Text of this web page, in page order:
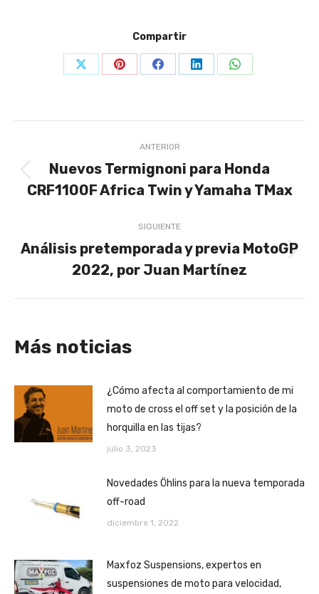
Compartir
Share Share Share Share Share
entre
publicaciones
ANTERIOR
Publicación
anterior:
Nuevos Termignoni para Honda
CRF1100F Africa Twin y Yamaha TMax
SIGUIENTE
Publicación
siguiente:
Análisis pretemporada y previa MotoGP
2022, por Juan Martínez
Más noticias
¿Cómo afecta al comportamiento de mi
moto de cross el off set y la posición de la
horquilla en las tijas?
julio 3, 2023
Novedades Öhlins para la nueva temporada
off-road
diciembre 1, 2022
Maxfoz Suspensions, expertos en
suspensiones de moto para velocidad,